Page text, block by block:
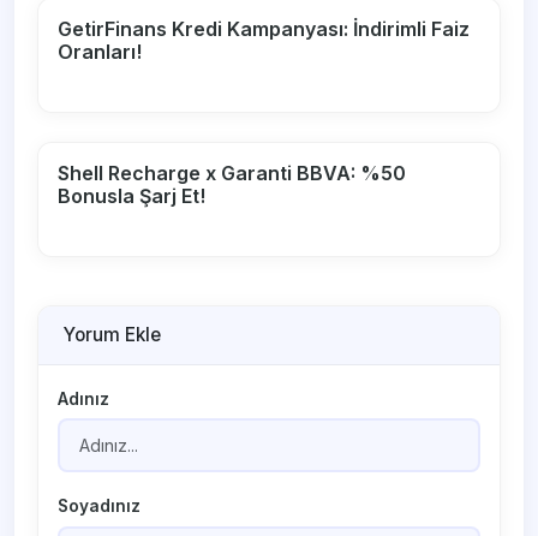
GetirFinans Kredi Kampanyası: İndirimli Faiz
Oranları!
Shell Recharge x Garanti BBVA: %50
Bonusla Şarj Et!
Yorum Ekle
Adınız
Soyadınız